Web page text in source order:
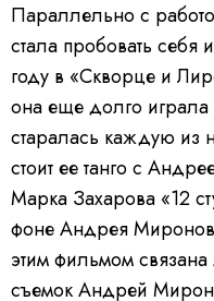
Параллельно с
стала пробовать
году в «Скворце и
она еще долго
старалась каждую из
стоит ее танго с
Марка Захарова «12
фоне Андрея
этим фильмом
съемок Андрей